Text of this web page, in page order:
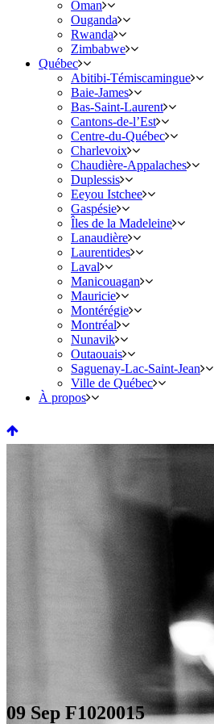
Oman
Ouganda
Rwanda
Zimbabwe
Québec
Abitibi-Témiscamingue
Baie-James
Bas-Saint-Laurent
Cantons-de-l’Est
Centre-du-Québec
Charlevoix
Chaudière-Appalaches
Duplessis
Eeyou Istchee
Gaspésie
Îles de la Madeleine
Lanaudière
Laurentides
Laval
Manicouagan
Mauricie
Montérégie
Montréal
Nunavik
Outaouais
Saguenay-Lac-Saint-Jean
Ville de Québec
À propos
09 Sep F1020015